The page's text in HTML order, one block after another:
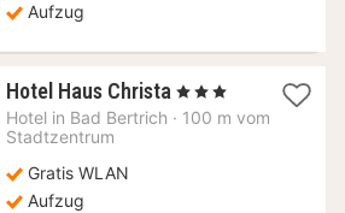
Aufzug
Hotel Haus Christa 1
Nacht
, 3 Sterne
Hotel in Bad Bertrich · 100 m vom
Stadtzentrum
Gratis WLAN
Aufzug